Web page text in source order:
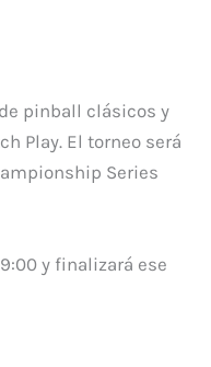
pinball clásicos y
Play. El torneo será
Series
y finalizará ese